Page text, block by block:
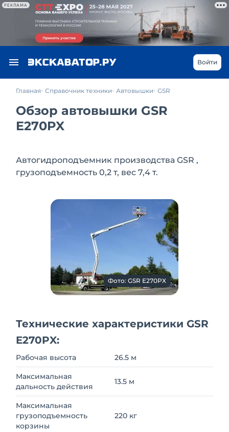
РЕКЛАМА
Войти
Главная Справочник техники Автовышки GSR
Обзор автовышки GSR
E270PX
Автогидроподъемник производства GSR ,
грузоподъемность 0,2 т, вес 7,4 т.
Фото: GSR E270PX
Технические характеристики GSR
E270PX:
Рабочая высота 26.5 м
Максимальная
дальность действия
13.5 м
Максимальная
грузоподъемность
корзины
220 кг